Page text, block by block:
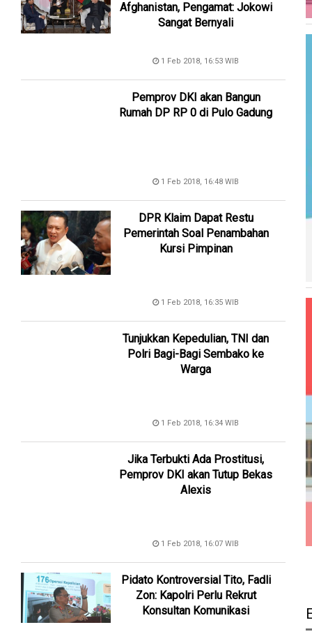
Afghanistan, Pengamat: Jokowi
Sangat Bernyali
1 Feb 2018, 16:53 WIB
Pemprov DKI akan Bangun
Rumah DP RP 0 di Pulo Gadung
1 Feb 2018, 16:48 WIB
DPR Klaim Dapat Restu
Pemerintah Soal Penambahan
Kursi Pimpinan
1 Feb 2018, 16:35 WIB
Tunjukkan Kepedulian, TNI dan
Polri Bagi-Bagi Sembako ke
Warga
1 Feb 2018, 16:34 WIB
Jika Terbukti Ada Prostitusi,
Pemprov DKI akan Tutup Bekas
Alexis
1 Feb 2018, 16:07 WIB
Pidato Kontroversial Tito, Fadli
Zon: Kapolri Perlu Rekrut
Konsultan Komunikasi